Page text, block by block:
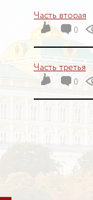
Часть вторая
0
Часть третья
0